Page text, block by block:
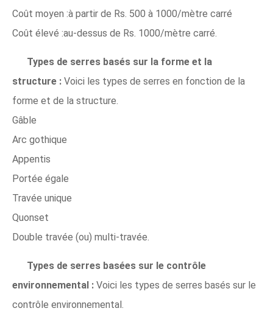
Coût moyen :à partir de Rs. 500 à 1000/mètre carré
Coût élevé :au-dessus de Rs. 1000/mètre carré.
Types de serres basés sur la forme et la
structure : Voici les types de serres en fonction de la
forme et de la structure.
Gâble
Arc gothique
Appentis
Portée égale
Travée unique
Quonset
Double travée (ou) multi-travée.
Types de serres basées sur le contrôle
environnemental : Voici les types de serres basés sur le
contrôle environnemental.